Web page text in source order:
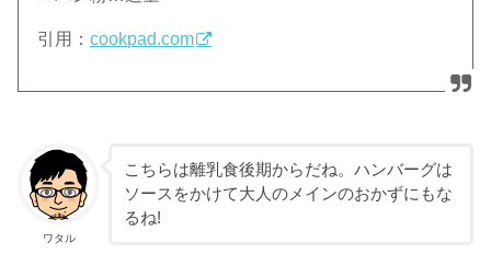
引用：cookpad.com
ワタル
こちらは離乳食後期からだね。ハンバーグは
ソースをかけて大人のメインのおかずにもな
るね!